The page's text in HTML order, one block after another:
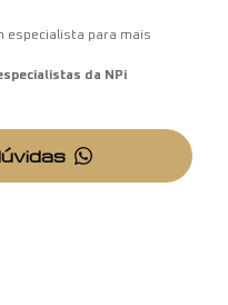
especialista para mais
da NPi